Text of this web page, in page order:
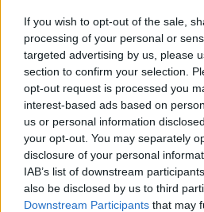
If you wish to opt-out of the sale,
processing of your personal or
targeted advertising by us, please
section to confirm your selection.
opt-out request is processed you
interest-based ads based on
us or personal information
your opt-out. You may separately
disclosure of your personal
IAB’s list of downstream
also be disclosed by us to third
Downstream Participants that may
MAGYAR ÉPÍTŐK
Mi épül?